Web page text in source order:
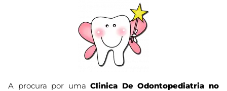
A procura por umaClinica De Odontopediatria no